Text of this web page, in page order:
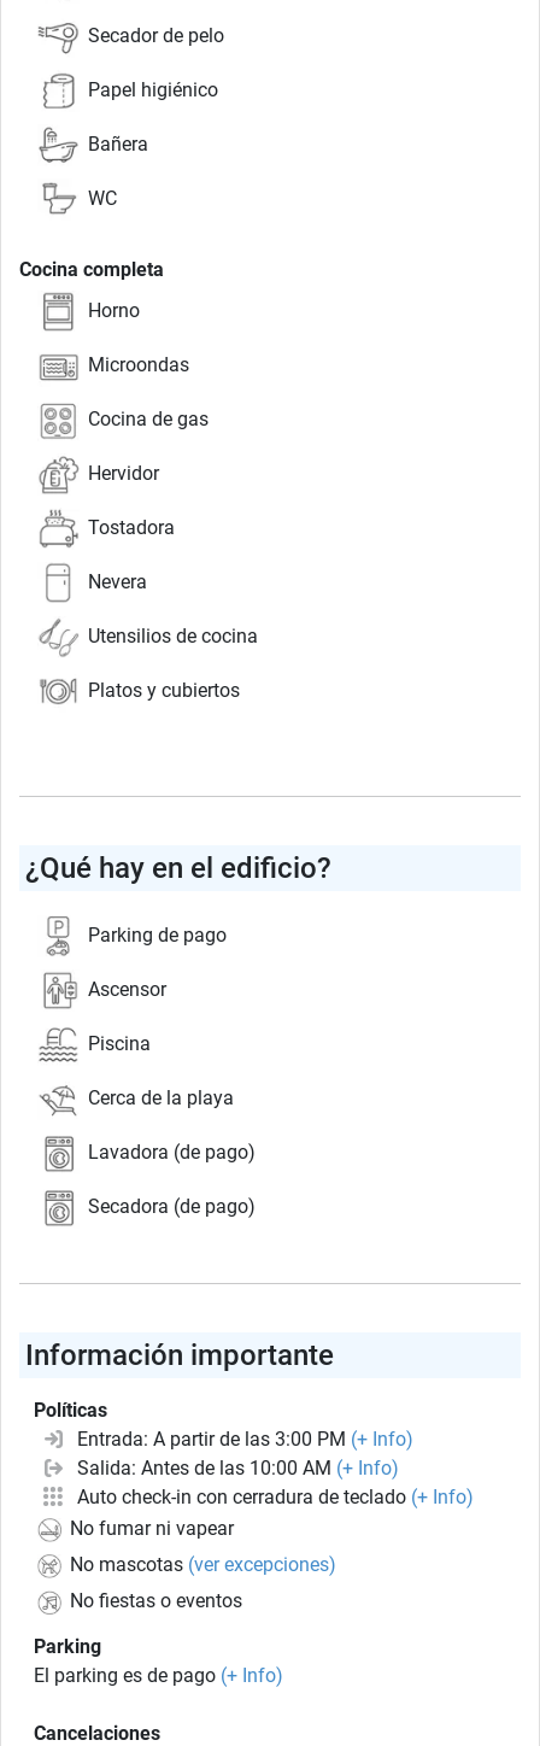
Secador de pelo
Papel higiénico
Bañera
WC
Cocina completa
Horno
Microondas
Cocina de gas
Hervidor
Tostadora
Nevera
Utensilios de cocina
Platos y cubiertos
¿Qué hay en el edificio?
Parking de pago
Ascensor
Piscina
Cerca de la playa
Lavadora (de pago)
Secadora (de pago)
Información importante
Políticas
Entrada: A partir de las 3:00 PM (+ Info)
Salida: Antes de las 10:00 AM (+ Info)
Auto check-in con cerradura de teclado (+ Info)
No fumar ni vapear
No mascotas (ver excepciones)
No fiestas o eventos
Parking
El parking es de pago (+ Info)
Cancelaciones